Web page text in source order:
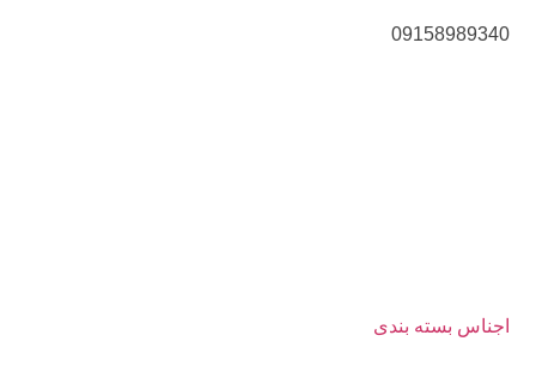
09158989340
اجناس بسته بندی